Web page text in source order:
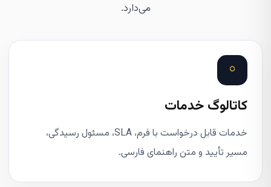
می‌دارد.
◌
کاتالوگ خدمات
خدمات قابل درخواست با فرم، SLA، مسئول رسیدگی،
مسیر تأیید و متن راهنمای فارسی.